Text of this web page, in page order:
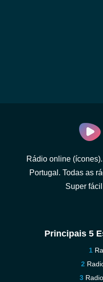
Rádio online
Portugal. Todas as
Super
Principais 5